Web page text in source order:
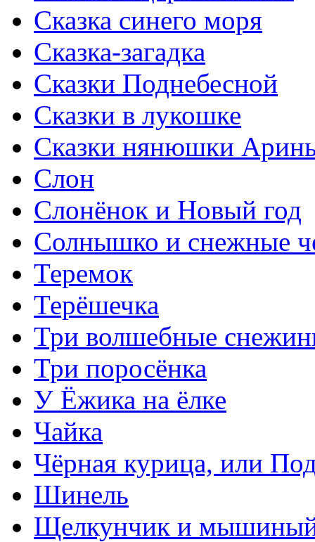
Сказка синего моря
Сказка-загадка
Сказки Поднебесной
Сказки в лукошке
Сказки нянюшки
Слон
Слонёнок и Новый год
Солнышко и снежные
Теремок
Терёшечка
Три волшебные
Три поросёнка
У Ёжика на ёлке
Чайка
Чёрная курица, или
Шинель
Щелкунчик и мышиный